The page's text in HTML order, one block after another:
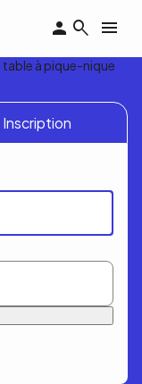
Inscription